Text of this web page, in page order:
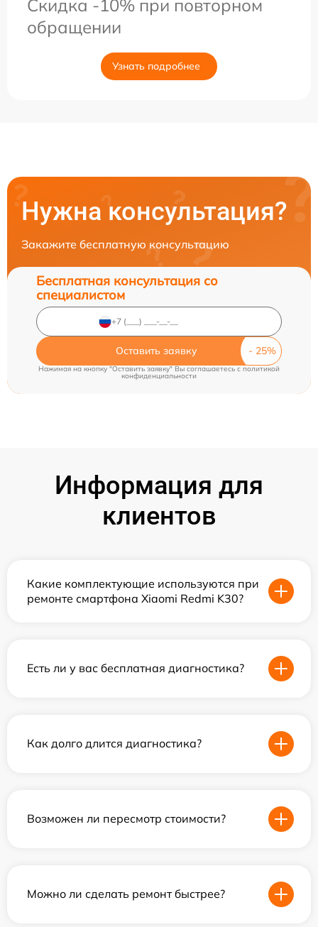
Скидка -10% при повторном
обращении
Узнать подробнее
Нужна консультация?
Закажите бесплатную консультацию
Бесплатная консультация со
специалистом
Оставить заявку
Нажимая на кнопку "Оставить заявку" Вы соглашаетесь cполитикой
конфиденциальности
Информация для
клиентов
Какие комплектующие используются при
ремонте смартфона Xiaomi Redmi K30?
Есть ли у вас бесплатная диагностика?
Как долго длится диагностика?
Возможен ли пересмотр стоимости?
Можно ли сделать ремонт быстрее?